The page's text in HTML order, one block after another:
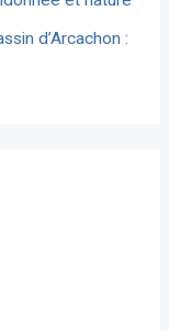
d’Arcachon :